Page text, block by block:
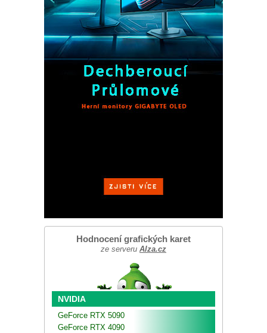
Hodnocení grafických karet
ze serveru Alza.cz
NVIDIA
GeForce RTX 5090
GeForce RTX 4090